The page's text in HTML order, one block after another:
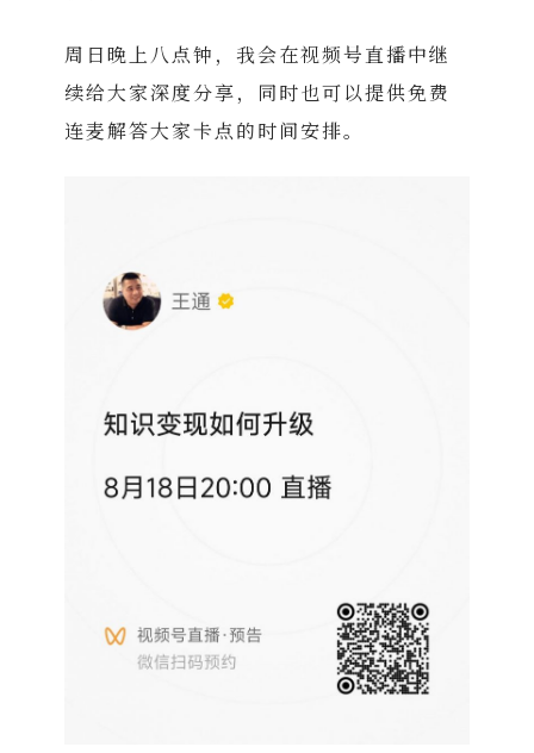
周日晚上八点钟，我会在视频号直播中继
续给大家深度分享，同时也可以提供免费
连麦解答大家卡点的时间安排。